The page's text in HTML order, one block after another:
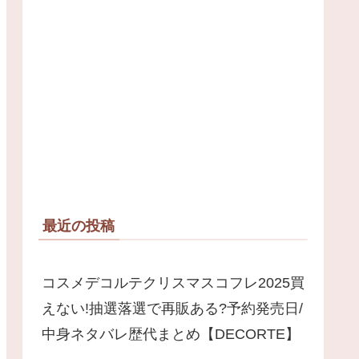
最近の投稿
コスメデコルテクリスマスコフレ2025買
えない!抽選落選で再販ある?予約発売日/
中身ネタバレ歴代まとめ【DECORTE】